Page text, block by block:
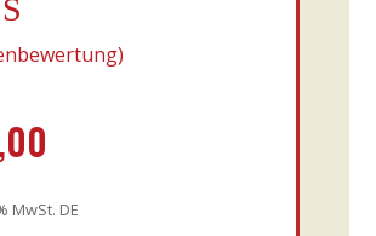
mit
auf
MwSt. DE